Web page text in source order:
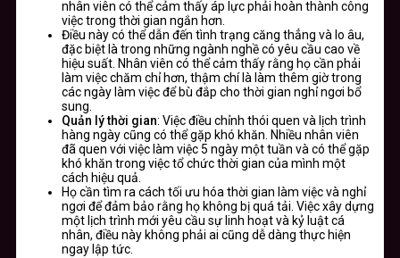
nhân viên có thể cảm thấy áp lực phải hoàn thành công
việc trong thời gian ngắn hơn.
Điều này có thể dẫn đến tình trạng căng thẳng và lo âu,
đặc biệt là trong những ngành nghề có yêu cầu cao về
hiệu suất. Nhân viên có thể cảm thấy rằng họ cần phải
làm việc chăm chỉ hơn, thậm chí là làm thêm giờ trong
các ngày làm việc để bù đắp cho thời gian nghỉ ngơi bổ
sung.
Quản lý thời gian: Việc điều chỉnh thói quen và lịch trình
hàng ngày cũng có thể gặp khó khăn. Nhiều nhân viên
đã quen với việc làm việc 5 ngày một tuần và có thể gặp
khó khăn trong việc tổ chức thời gian của mình một
cách hiệu quả.
Họ cần tìm ra cách tối ưu hóa thời gian làm việc và nghỉ
ngơi để đảm bảo rằng họ không bị quá tải. Việc xây dựng
một lịch trình mới yêu cầu sự linh hoạt và kỷ luật cá
nhân, điều này không phải ai cũng dễ dàng thực hiện
ngay lập tức.